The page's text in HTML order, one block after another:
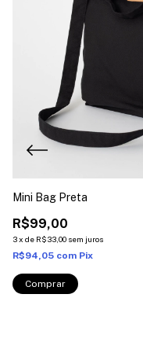
Mini Bag Preta
R$99,00
3x de R$33,00 sem juros
R$94,05 com Pix